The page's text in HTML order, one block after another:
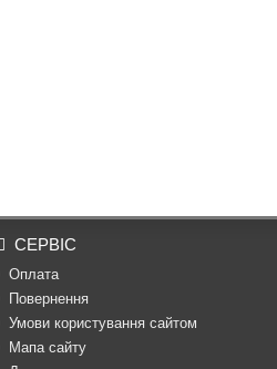
СЕРВІС
Оплата
Повернення
Умови користування сайтом
Мапа сайту